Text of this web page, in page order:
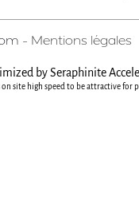
– Mentions légales
by Seraphinite
on site high speed to be attractive for